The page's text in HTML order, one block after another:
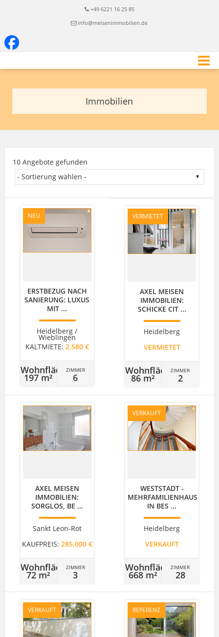
+49 6221 16 25 85
info@meisenimmobilien.de
Immobilien
10 Angebote gefunden
NEU
ERSTBEZUG NACH
SANIERUNG: LUXUS
MIT ...
Heidelberg /
Wieblingen
KALTMIETE: 2.580 €
Wohnfläche
197 m²
ZIMMER
6
VERMIETET
AXEL MEISEN
IMMOBILIEN:
SCHICKE CIT ...
Heidelberg
VERMIETET
Wohnfläche
86 m²
ZIMMER
2
AXEL MEISEN
IMMOBILIEN:
SORGLOS, BE ...
Sankt Leon-Rot
KAUFPREIS: 285.000 €
Wohnfläche
72 m²
ZIMMER
3
VERKAUFT
WESTSTADT -
MEHRFAMILIENHAUS
IN BES ...
Heidelberg
VERKAUFT
Wohnfläche
668 m²
ZIMMER
28
VERKAUFT REFERENZ